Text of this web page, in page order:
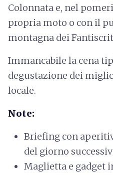
Colonnata e, nel
propria moto o con il
montagna dei
Immancabile la cena
degustazione dei
locale.
Note:
Briefing con
del giorno
Maglietta e gadget